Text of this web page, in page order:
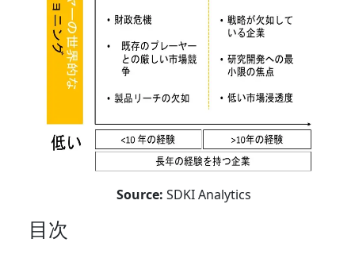
Source: SDKI Analytics
目次